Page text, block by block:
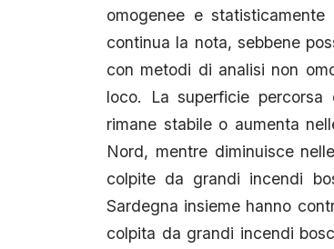
omogenee e
continua la nota, sebbene
con metodi di analisi non
loco. La superficie
rimane stabile o aumenta
Nord, mentre diminuisce
colpite da grandi incendi
Sardegna insieme hanno
colpita da grandi incendi